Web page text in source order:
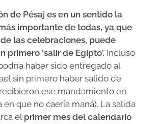
de Pésaj es en un sentido la
importante de todas, ya que
las celebraciones, puede
primero ‘salir de Egipto’. Incluso
haber sido entregado al
sin primero haber salido de
ese mandamiento en
en que no caería maná). La salida
el primer mes del calendario